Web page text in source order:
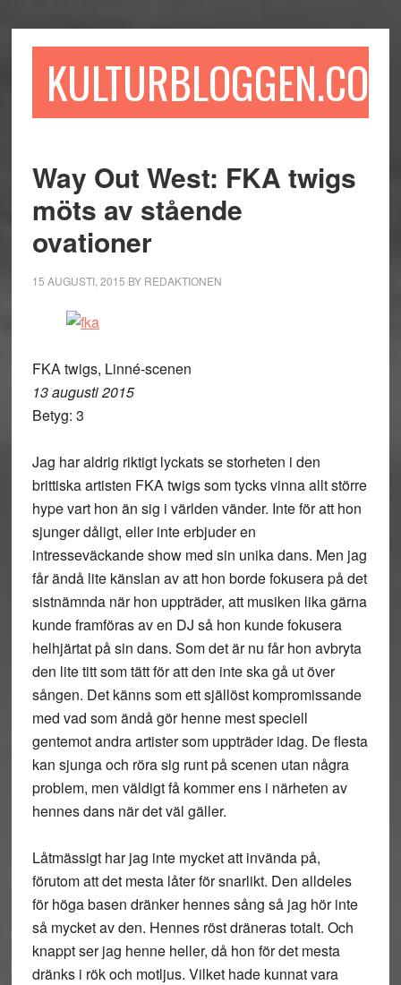
till
till
sidofältet
till
KULTURBLOGGEN.COM
Way Out West: FKA twigs
möts av stående
ovationer
15 AUGUSTI, 2015 BY REDAKTIONEN
FKA twigs, Linné-scenen
13 augusti 2015
Betyg: 3
Jag har aldrig riktigt lyckats se storheten i den
brittiska artisten FKA twigs som tycks vinna allt större
hype vart hon än sig i världen vänder. Inte för att hon
sjunger dåligt, eller inte erbjuder en
intresseväckande show med sin unika dans. Men jag
får ändå lite känslan av att hon borde fokusera på det
sistnämnda när hon uppträder, att musiken lika gärna
kunde framföras av en DJ så hon kunde fokusera
helhjärtat på sin dans. Som det är nu får hon avbryta
den lite titt som tätt för att den inte ska gå ut över
sången. Det känns som ett själlöst kompromissande
med vad som ändå gör henne mest speciell
gentemot andra artister som uppträder idag. De flesta
kan sjunga och röra sig runt på scenen utan några
problem, men väldigt få kommer ens i närheten av
hennes dans när det väl gäller.
Låtmässigt har jag inte mycket att invända på,
förutom att det mesta låter för snarlikt. Den alldeles
för höga basen dränker hennes sång så jag hör inte
så mycket av den. Hennes röst dräneras totalt. Och
knappt ser jag henne heller, då hon för det mesta
dränks i rök och motljus. Vilket hade kunnat vara